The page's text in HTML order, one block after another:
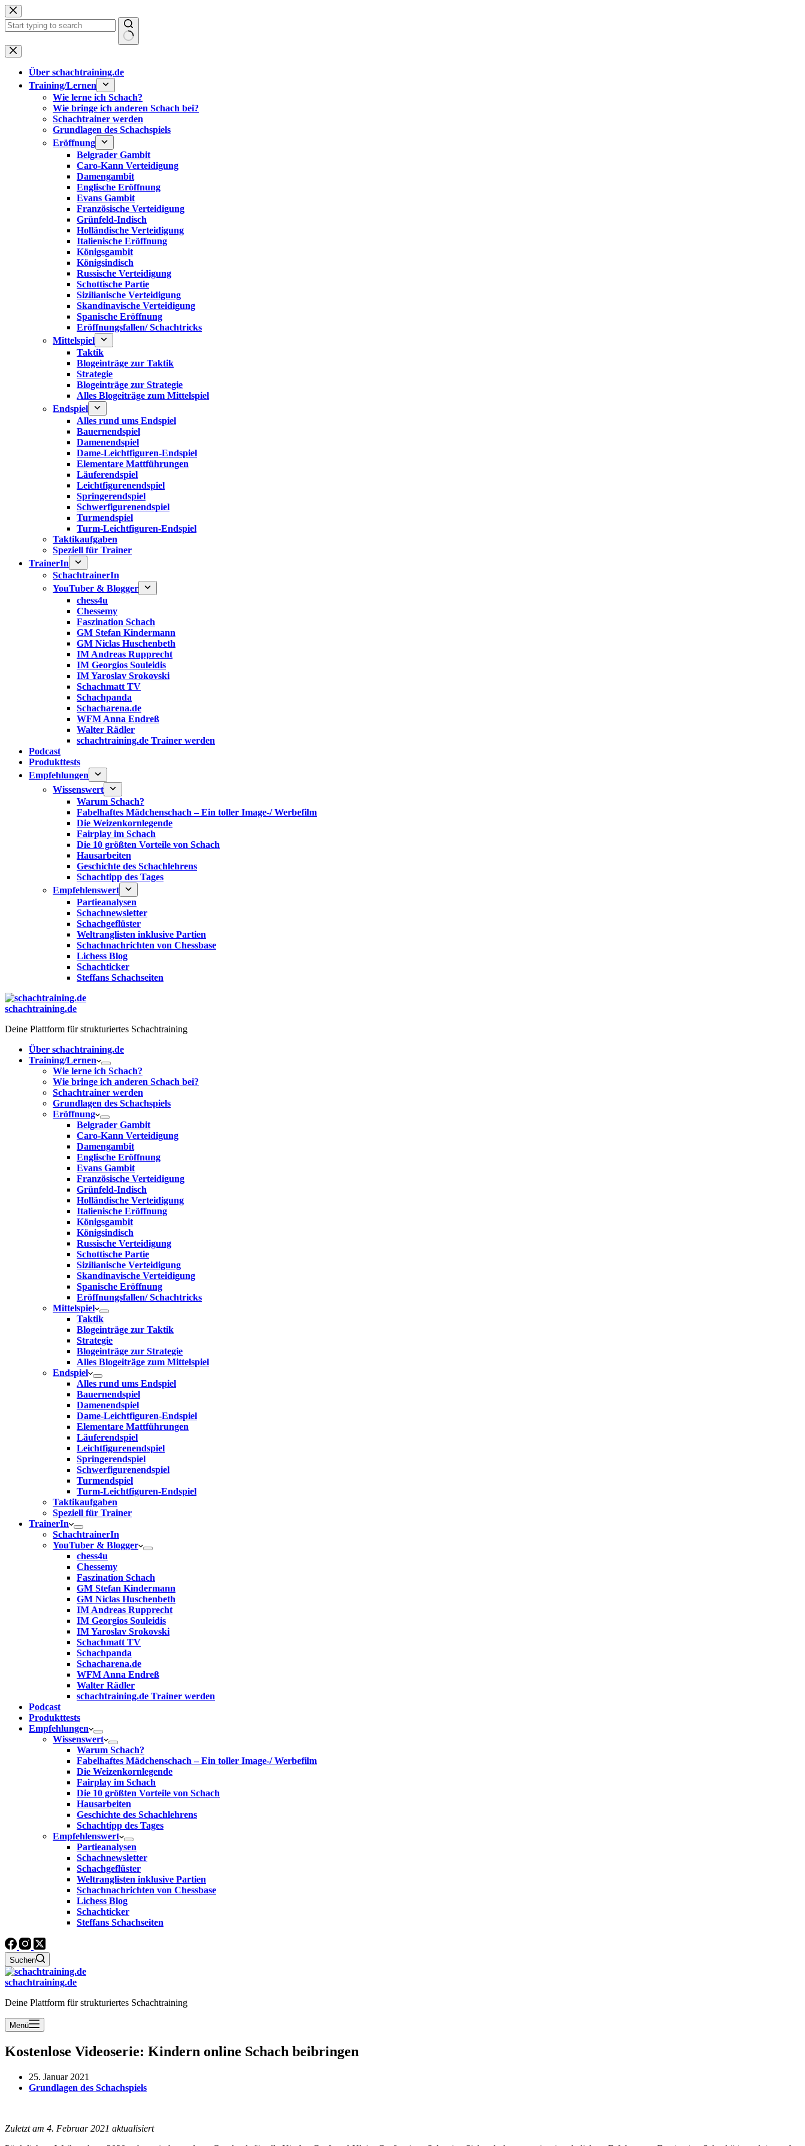
Zum
Inhalt
springen
Keine
Ergebnisse
Über schachtraining.de
Training/Lernen
Wie lerne ich Schach?
Wie bringe ich anderen Schach bei?
Schachtrainer werden
Grundlagen des Schachspiels
Eröffnung
Belgrader Gambit
Caro-Kann Verteidigung
Damengambit
Englische Eröffnung
Evans Gambit
Französische Verteidigung
Grünfeld-Indisch
Holländische Verteidigung
Italienische Eröffnung
Königsgambit
Königsindisch
Russische Verteidigung
Schottische Partie
Sizilianische Verteidigung
Skandinavische Verteidigung
Spanische Eröffnung
Eröffnungsfallen/ Schachtricks
Mittelspiel
Taktik
Blogeinträge zur Taktik
Strategie
Blogeinträge zur Strategie
Alles Blogeiträge zum Mittelspiel
Endspiel
Alles rund ums Endspiel
Bauernendspiel
Damenendspiel
Dame-Leichtfiguren-Endspiel
Elementare Mattführungen
Läuferendspiel
Leichtfigurenendspiel
Springerendspiel
Schwerfigurenendspiel
Turmendspiel
Turm-Leichtfiguren-Endspiel
Taktikaufgaben
Speziell für Trainer
TrainerIn
SchachtrainerIn
YouTuber & Blogger
chess4u
Chessemy
Faszination Schach
GM Stefan Kindermann
GM Niclas Huschenbeth
IM Andreas Rupprecht
IM Georgios Souleidis
IM Yaroslav Srokovski
Schachmatt TV
Schachpanda
Schacharena.de
WFM Anna Endreß
Walter Rädler
schachtraining.de Trainer werden
Podcast
Produkttests
Empfehlungen
Wissenswert
Warum Schach?
Fabelhaftes Mädchenschach – Ein toller Image-/ Werbefilm
Die Weizenkornlegende
Fairplay im Schach
Die 10 größten Vorteile von Schach‎
Hausarbeiten
Geschichte des Schachlehrens
Schachtipp des Tages
Empfehlenswert
Partieanalysen
Schachnewsletter
Schachgeflüster
Weltranglisten inklusive Partien
Schachnachrichten von Chessbase
Lichess Blog
Schachticker
Steffans Schachseiten
schachtraining.de
Deine Plattform für strukturiertes Schachtraining
Über schachtraining.de
Training/Lernen
Wie lerne ich Schach?
Wie bringe ich anderen Schach bei?
Schachtrainer werden
Grundlagen des Schachspiels
Eröffnung
Belgrader Gambit
Caro-Kann Verteidigung
Damengambit
Englische Eröffnung
Evans Gambit
Französische Verteidigung
Grünfeld-Indisch
Holländische Verteidigung
Italienische Eröffnung
Königsgambit
Königsindisch
Russische Verteidigung
Schottische Partie
Sizilianische Verteidigung
Skandinavische Verteidigung
Spanische Eröffnung
Eröffnungsfallen/ Schachtricks
Mittelspiel
Taktik
Blogeinträge zur Taktik
Strategie
Blogeinträge zur Strategie
Alles Blogeiträge zum Mittelspiel
Endspiel
Alles rund ums Endspiel
Bauernendspiel
Damenendspiel
Dame-Leichtfiguren-Endspiel
Elementare Mattführungen
Läuferendspiel
Leichtfigurenendspiel
Springerendspiel
Schwerfigurenendspiel
Turmendspiel
Turm-Leichtfiguren-Endspiel
Taktikaufgaben
Speziell für Trainer
TrainerIn
SchachtrainerIn
YouTuber & Blogger
chess4u
Chessemy
Faszination Schach
GM Stefan Kindermann
GM Niclas Huschenbeth
IM Andreas Rupprecht
IM Georgios Souleidis
IM Yaroslav Srokovski
Schachmatt TV
Schachpanda
Schacharena.de
WFM Anna Endreß
Walter Rädler
schachtraining.de Trainer werden
Podcast
Produkttests
Empfehlungen
Wissenswert
Warum Schach?
Fabelhaftes Mädchenschach – Ein toller Image-/ Werbefilm
Die Weizenkornlegende
Fairplay im Schach
Die 10 größten Vorteile von Schach‎
Hausarbeiten
Geschichte des Schachlehrens
Schachtipp des Tages
Empfehlenswert
Partieanalysen
Schachnewsletter
Schachgeflüster
Weltranglisten inklusive Partien
Schachnachrichten von Chessbase
Lichess Blog
Schachticker
Steffans Schachseiten
Suchen
schachtraining.de
Deine Plattform für strukturiertes Schachtraining
Menü
Kostenlose Videoserie: Kindern online Schach beibringen
25. Januar 2021
Grundlagen des Schachspiels
Zuletzt am 4. Februar 2021 aktualisiert